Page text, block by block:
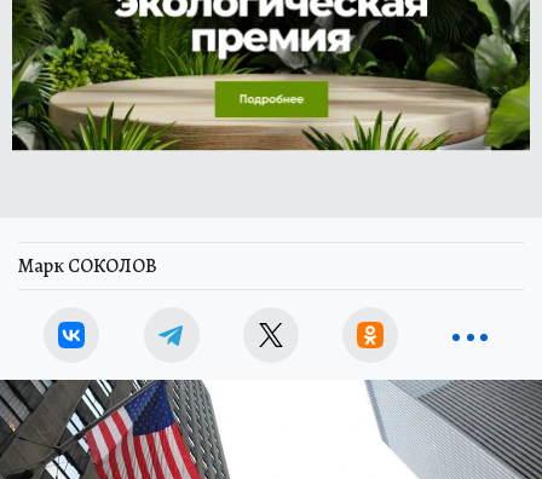
Марк СОКОЛОВ